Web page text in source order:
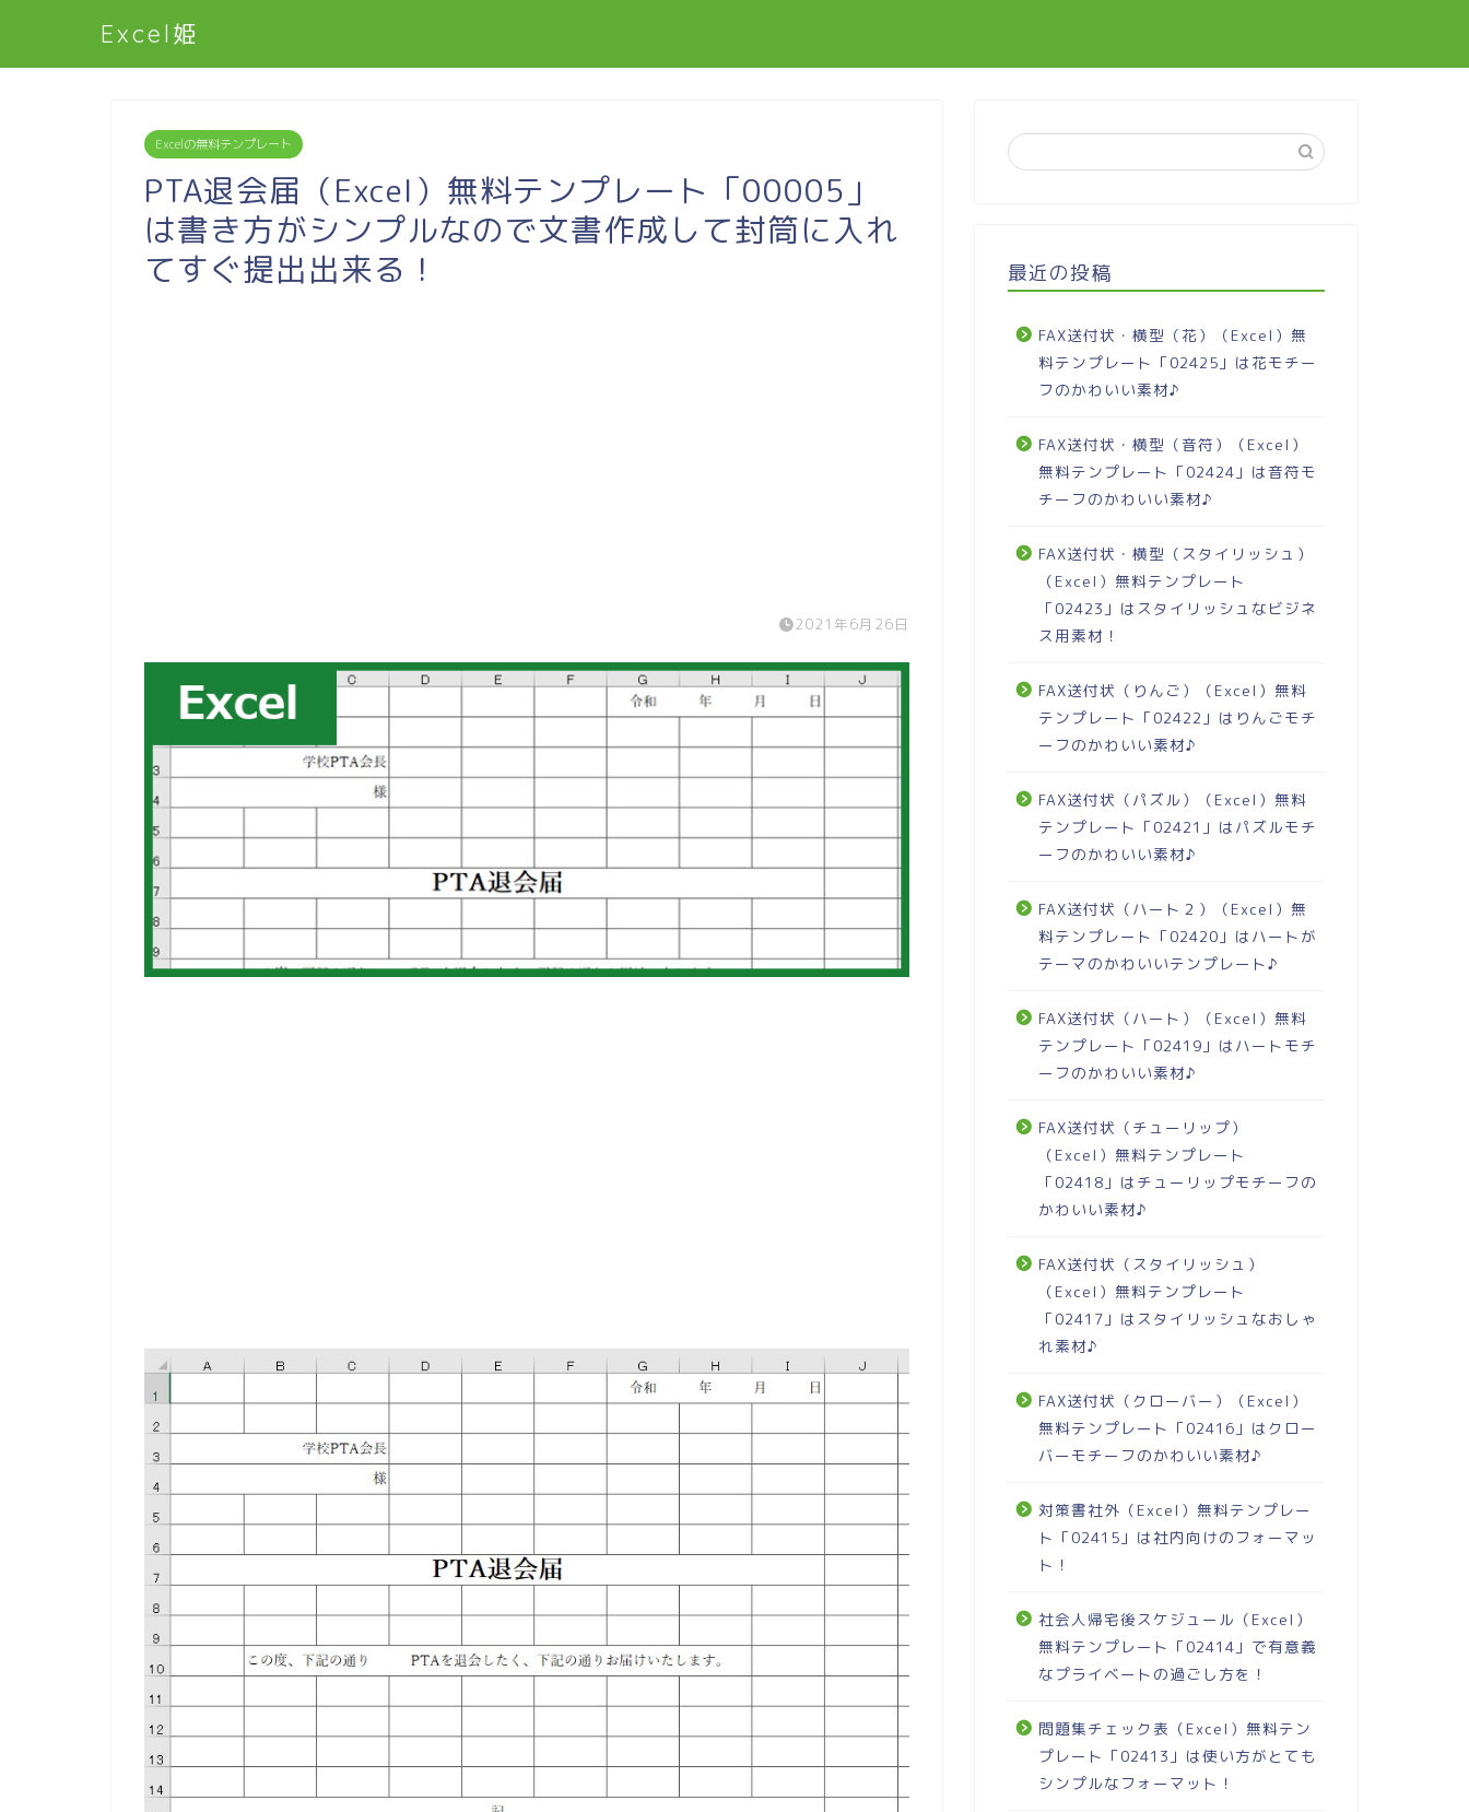
Excel姫
Excelの無料テンプレート
PTA退会届（Excel）無料テンプレート「00005」
は書き方がシンプルなので文書作成して封筒に入れ
てすぐ提出出来る！
2021年6月26日
最近の投稿
FAX送付状・横型（花）（Excel）無
料テンプレート「02425」は花モチー
フのかわいい素材♪
FAX送付状・横型（音符）（Excel）
無料テンプレート「02424」は音符モ
チーフのかわいい素材♪
FAX送付状・横型（スタイリッシュ）
（Excel）無料テンプレート
「02423」はスタイリッシュなビジネ
ス用素材！
FAX送付状（りんご）（Excel）無料
テンプレート「02422」はりんごモチ
ーフのかわいい素材♪
FAX送付状（パズル）（Excel）無料
テンプレート「02421」はパズルモチ
ーフのかわいい素材♪
FAX送付状（ハート２）（Excel）無
料テンプレート「02420」はハートが
テーマのかわいいテンプレート♪
FAX送付状（ハート）（Excel）無料
テンプレート「02419」はハートモチ
ーフのかわいい素材♪
FAX送付状（チューリップ）
（Excel）無料テンプレート
「02418」はチューリップモチーフの
かわいい素材♪
FAX送付状（スタイリッシュ）
（Excel）無料テンプレート
「02417」はスタイリッシュなおしゃ
れ素材♪
FAX送付状（クローバー）（Excel）
無料テンプレート「02416」はクロー
バーモチーフのかわいい素材♪
対策書社外（Excel）無料テンプレー
ト「02415」は社内向けのフォーマッ
ト！
社会人帰宅後スケジュール（Excel）
無料テンプレート「02414」で有意義
なプライベートの過ごし方を！
問題集チェック表（Excel）無料テン
プレート「02413」は使い方がとても
シンプルなフォーマット！